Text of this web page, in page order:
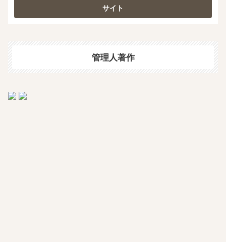
管理人著作